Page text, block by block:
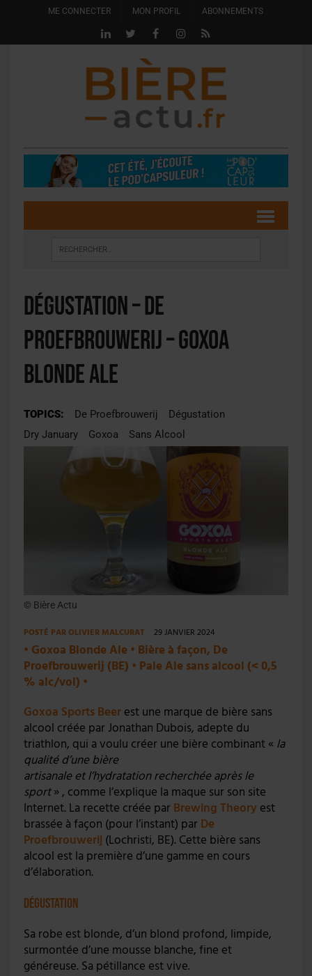
ME CONNECTER MON PROFIL ABONNEMENTS
Dégustation – De
Proefbrouwerij – Goxoa
Blonde Ale
TOPICS: De Proefbrouwerij
Dégustation
Dry January
Goxoa Sans Alcool
© Bière Actu
POSTÉ PAROLIVIER MALCURAT 29 JANVIER 2024
• Goxoa Blonde Ale • Bière à façon, De
Proefbrouwerij (BE) • Pale Ale sans alcool (< 0,5
% alc/vol) •
Goxoa Sports Beerest une marque de bière sans
alcool créée par Jonathan Dubois, adepte du
triathlon, qui a voulu créer une bière combinant « la
qualité d’une bière
artisanale et l’hydratation recherchée après le
sport» , comme l’explique la maque sur son site
Internet. La recette créée par Brewing Theoryest
brassée à façon (pour l’instant) par De
Proefbrouwerij(Lochristi, BE). Cette bière sans
alcool est la première d’une gamme en cours
d’élaboration.
Dégustation
Sa robe est blonde, d’un blond profond, limpide,
surmontée d’une mousse blanche, fine et
généreuse. Sa pétillance est vive.